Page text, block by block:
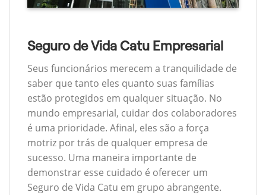
Seguro de Vida Catu Empresarial
Seus funcionários merecem a tranquilidade de
saber que tanto eles quanto suas famílias
estão protegidos em qualquer situação. No
mundo empresarial, cuidar dos colaboradores
é uma prioridade. Afinal, eles são a força
motriz por trás de qualquer empresa de
sucesso. Uma maneira importante de
demonstrar esse cuidado é oferecer um
Seguro de Vida Catu em grupo abrangente.